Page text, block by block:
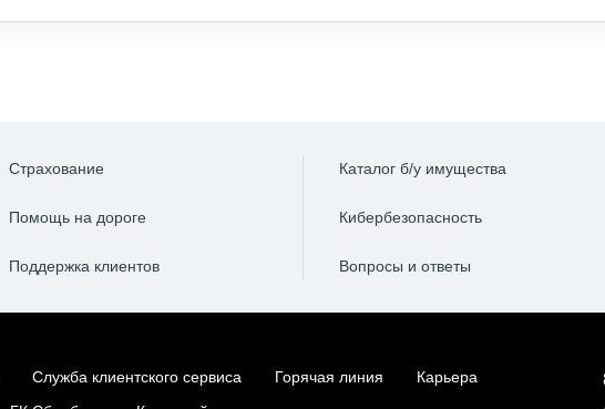
Страхование
Помощь на дороге
Поддержка клиентов
Каталог б/у имущества
Кибербезопасность
Вопросы и ответы
Служба клиентского сервиса Горячая линия
Карьера